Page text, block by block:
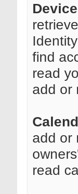
Identity
find
read
add or
add or
read